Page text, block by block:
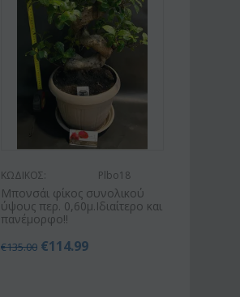
ΚΩΔΙΚΟΣ: Plbo18
Μπονσάι φίκος συνολικού
ύψους περ. 0,60μ.Ιδιαίτερο και
πανέμορφο!!
€135.00 €114.99